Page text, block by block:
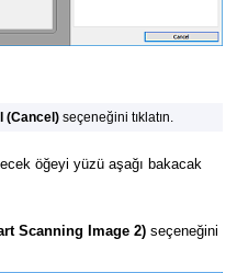
(Cancel)seçeneğini tıklatın.
öğeyi yüzü aşağı bakacak
Scanning Image 2) seçeneğini